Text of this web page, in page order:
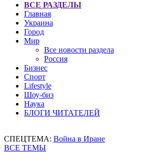
ВСЕ РАЗДЕЛЫ
Главная
Украина
Город
Мир
Все новости раздела
Россия
Бизнес
Спорт
Lifestyle
Шоу-биз
Наука
БЛОГИ ЧИТАТЕЛЕЙ
СПЕЦТЕМА: Война в Иране
ВСЕ ТЕМЫ